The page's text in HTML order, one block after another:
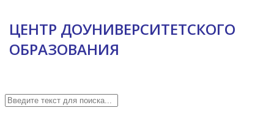
ЦЕНТР ДОУНИВЕРСИТЕТСКОГО
ОБРАЗОВАНИЯ